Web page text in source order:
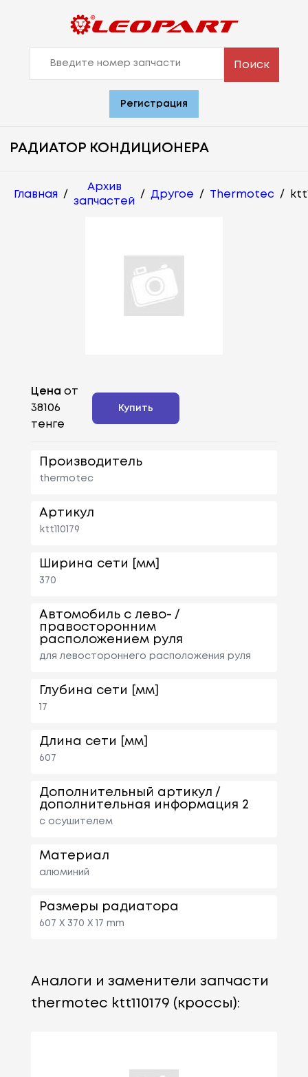
Поиск
Регистрация
РАДИАТОР КОНДИЦИОНЕРА
Главная /
Архив
запчастей
/ Другое / Thermotec /
Цена от
38106
тенге
Купить
Производитель
thermotec
Артикул
ktt110179
Ширина сети [мм]
370
Автомобиль с лево- /
правосторонним
расположением руля
для левостороннего расположения руля
Глубина сети [мм]
17
Длина сети [мм]
607
Дополнительный артикул /
дополнительная информация 2
с осушителем
Материал
алюминий
Размеры радиатора
607 X 370 X 17 mm
Аналоги и заменители запчасти
thermotec ktt110179 (кроссы):